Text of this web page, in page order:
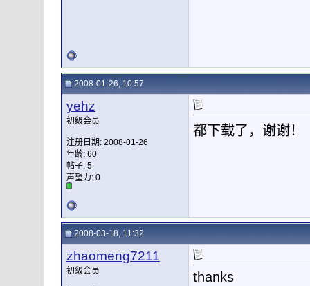
2008-01-26, 10:57
yehz
初级会员
注册日期: 2008-01-26
年龄: 60
帖子: 5
声望力: 0
都下载了，谢谢！
2008-03-18, 11:32
zhaomeng7211
初级会员 thanks